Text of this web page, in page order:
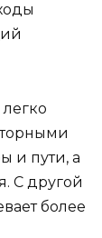
и пути, а
С другой
более